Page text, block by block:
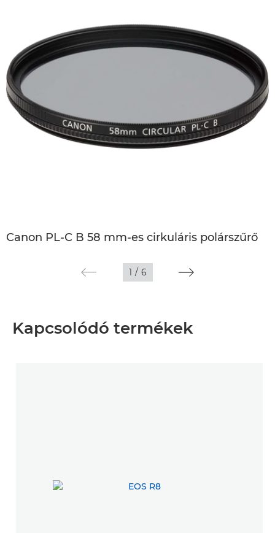
Canon PL-C B 58 mm-es cirkuláris polárszűrő
1 / 6
Kapcsolódó termékek